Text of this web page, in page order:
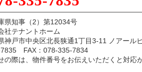
県知事（2）第12034号
社テナントホーム
神戸市中央区北長狭通1丁目3-11 ノアール
7835 FAX：078-335-7834
の際は、物件番号をお伝えいただくと対応